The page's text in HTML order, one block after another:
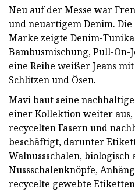
Neu auf der Messe war
und neuartigem Denim. Die
Marke zeigte Denim-
Bambusmischung, Pull-
eine Reihe weißer Jeans
Schlitzen und Ösen.
Mavi baut seine
einer Kollektion weiter
recycelten Fasern und
beschäftigt, darunter
Walnussschalen, biologisch
Nussschalenknöpfe,
recycelte gewebte